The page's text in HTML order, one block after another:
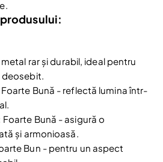
rar și durabil, ideal pentru
Foarte Bună - reflectă lumina într-
Foarte Bună - asigură o
și armonioasă.
Bun - pentru un aspect